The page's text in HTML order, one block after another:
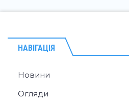
НАВІГАЦІЯ
Новини
Огляди